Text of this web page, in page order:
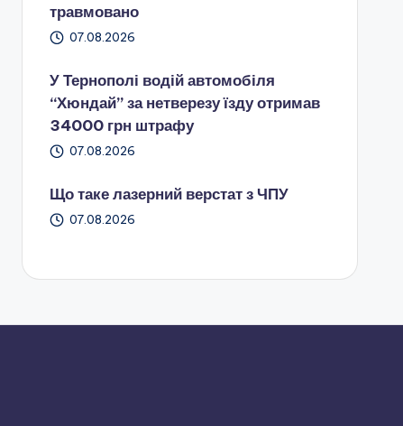
травмовано
07.08.2026
У Тернополі водій автомобіля
“Хюндай” за нетверезу їзду отримав
34000 грн штрафу
07.08.2026
Що таке лазерний верстат з ЧПУ
07.08.2026